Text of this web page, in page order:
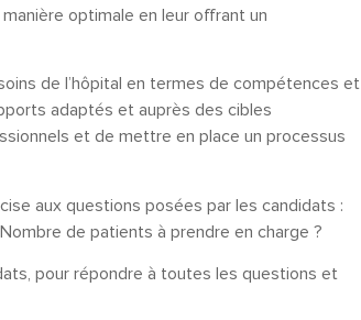
optimale en leur offrant un
de l’hôpital en termes de compétences et
adaptés et auprès des cibles
et de mettre en place un processus
aux questions posées par les candidats :
de patients à prendre en charge ?
pour répondre à toutes les questions et